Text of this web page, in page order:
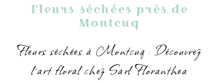
Fleurs séchées près de
Montcuq
Fleurs séchées à Montcuq : Découvrez
l'art floral chez Sarl Floranthea